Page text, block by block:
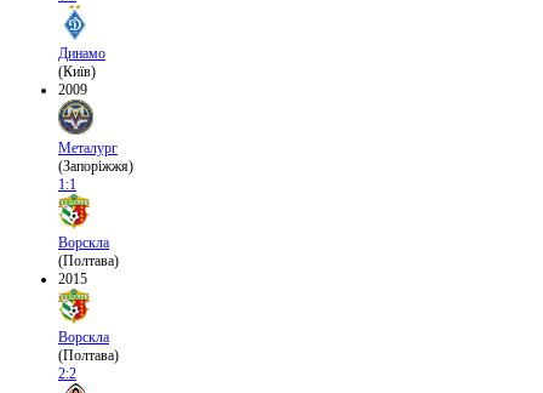
Динамо
(Київ)
2009
Металург
(Запоріжжя)
1:1
Ворскла
(Полтава)
2015
Ворскла
(Полтава)
2:2